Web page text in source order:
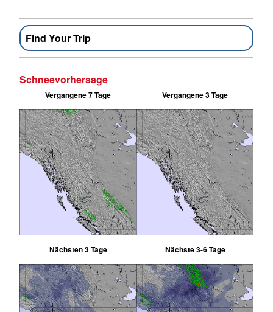
Find Your Trip
Schneevorhersage
Vergangene 7 Tage Vergangene 3 Tage
Nächsten 3 Tage Nächste 3-6 Tage